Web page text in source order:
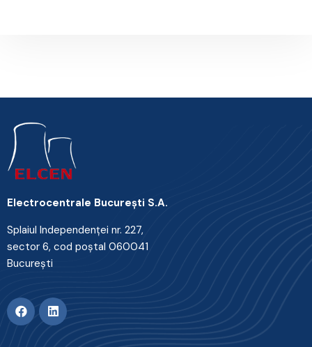
Electrocentrale Bucureşti S.A.
Splaiul Independenţei nr. 227,
sector 6, cod poştal 060041
Bucureşti